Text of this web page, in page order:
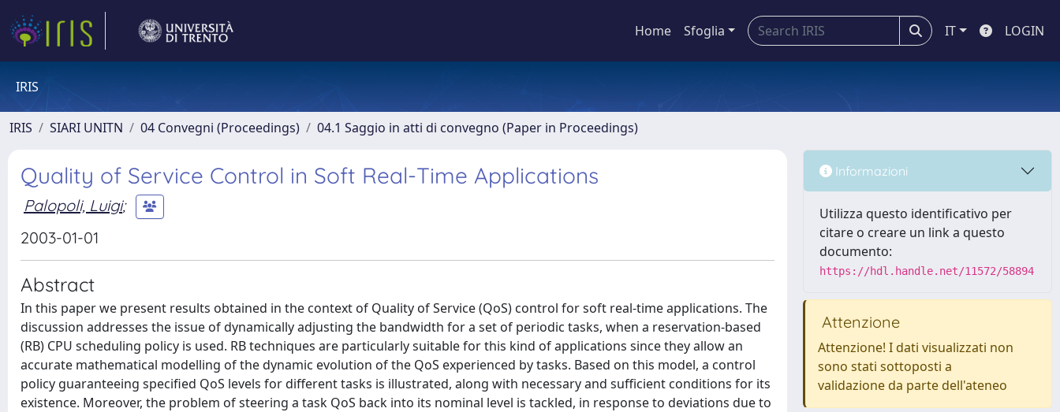
Home Sfoglia IT LOGIN
IRIS
IRIS SIARI UNITN 04 Convegni (Proceedings) 04.1 Saggio in atti di convegno (Paper in Proceedings)
Quality of Service Control in Soft Real-Time Applications
Palopoli, Luigi;
2003-01-01
Abstract
In this paper we present results obtained in the context of Quality of Service (QoS) control for soft real-time applications. The
discussion addresses the issue of dynamically adjusting the bandwidth for a set of periodic tasks, when a reservation-based
(RB) CPU scheduling policy is used. RB techniques are particularly suitable for this kind of applications since they allow an
accurate mathematical modelling of the dynamic evolution of the QoS experienced by tasks. Based on this model, a control
policy guaranteeing specified QoS levels for different tasks is illustrated, along with necessary and sufficient conditions for its
existence. Moreover, the problem of steering a task QoS back into its nominal level is tackled, in response to deviations due to
Informazioni
Utilizza questo identificativo per
citare o creare un link a questo
documento:
https://hdl.handle.net/11572/58894
Attenzione
Attenzione! I dati visualizzati non
sono stati sottoposti a
validazione da parte dell'ateneo